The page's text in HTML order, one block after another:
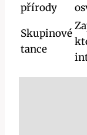
přírody
Skupinové
tance